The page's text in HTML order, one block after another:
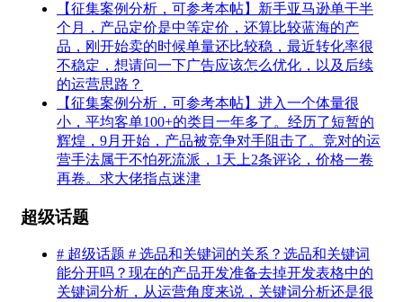
【征集案例分析，可参考本帖】新手亚马逊单干半
个月，产品定价是中等定价，还算比较蓝海的产
品，刚开始卖的时候单量还比较稳，最近转化率很
不稳定，想请问一下广告应该怎么优化，以及后续
的运营思路？
【征集案例分析，可参考本帖】进入一个体量很
小，平均客单100+的类目一年多了。经历了短暂的
辉煌，9月开始，产品被竞争对手阻击了。竞对的运
营手法属于不怕死流派，1天上2条评论，价格一卷
再卷。求大佬指点迷津
超级话题
# 超级话题 # 选品和关键词的关系？选品和关键词
能分开吗？现在的产品开发准备去掉开发表格中的
关键词分析，从运营角度来说，关键词分析还是很